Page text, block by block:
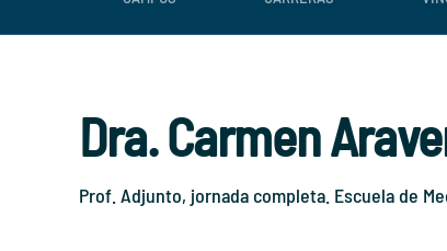
Dra. Carmen
Prof. Adjunto, jornada completa. Escuela de